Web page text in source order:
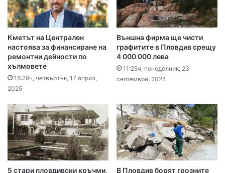
Кметът на Централен
настоява за финансиране на
ремонтни дейности по
хълмовете
16:28ч, четвъртък, 17 април,
2025
Външна фирма ще чисти
графитите в Пловдив срещу
4 000 000 лева
11:25ч, понеделник, 23
септември, 2024
5 стари пловдивски кръчми,
В Пловдив борят грозните